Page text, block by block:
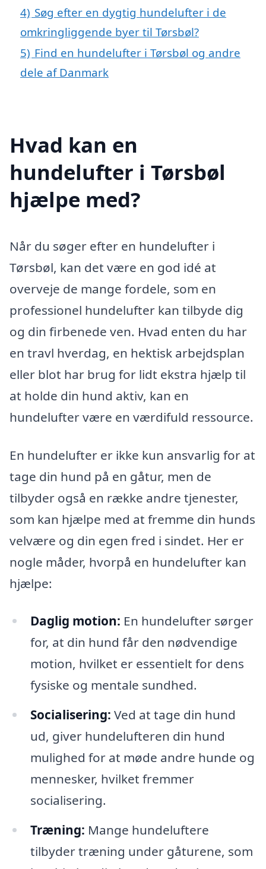
4) Søg efter en dygtig hundelufter i de
omkringliggende byer til Tørsbøl?
5) Find en hundelufter i Tørsbøl og andre
dele af Danmark
Hvad kan en
hundelufter i Tørsbøl
hjælpe med?
Når du søger efter en hundelufter i
Tørsbøl, kan det være en god idé at
overveje de mange fordele, som en
professionel hundelufter kan tilbyde dig
og din firbenede ven. Hvad enten du har
en travl hverdag, en hektisk arbejdsplan
eller blot har brug for lidt ekstra hjælp til
at holde din hund aktiv, kan en
hundelufter være en værdifuld ressource.
En hundelufter er ikke kun ansvarlig for at
tage din hund på en gåtur, men de
tilbyder også en række andre tjenester,
som kan hjælpe med at fremme din hunds
velvære og din egen fred i sindet. Her er
nogle måder, hvorpå en hundelufter kan
hjælpe:
Daglig motion: En hundelufter sørger
for, at din hund får den nødvendige
motion, hvilket er essentielt for dens
fysiske og mentale sundhed.
Socialisering: Ved at tage din hund
ud, giver hundelufteren din hund
mulighed for at møde andre hunde og
mennesker, hvilket fremmer
socialisering.
Træning: Mange hundeluftere
tilbyder træning under gåturene, som